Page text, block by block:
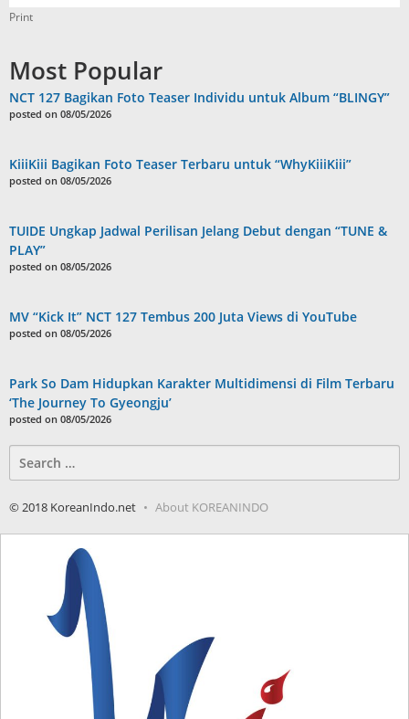
Print
Most Popular
NCT 127 Bagikan Foto Teaser Individu untuk Album “BLINGY”
posted on 08/05/2026
KiiiKiii Bagikan Foto Teaser Terbaru untuk “WhyKiiiKiii”
posted on 08/05/2026
TUIDE Ungkap Jadwal Perilisan Jelang Debut dengan “TUNE &
PLAY”
posted on 08/05/2026
MV “Kick It” NCT 127 Tembus 200 Juta Views di YouTube
posted on 08/05/2026
Park So Dam Hidupkan Karakter Multidimensi di Film Terbaru
‘The Journey To Gyeongju’
posted on 08/05/2026
for:
© 2018 KoreanIndo.net About KOREANINDO